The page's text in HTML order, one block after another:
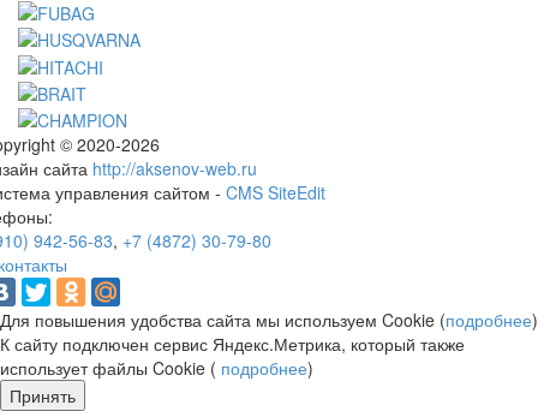
© 2020-2026
сайта http://aksenov-web.ru
управления сайтом - CMS SiteEdit
942-56-83, +7 (4872) 30-79-80
Для повышения удобства сайта мы используем Cookie (подробнее)
К сайту подключен сервис Яндекс.Метрика, который также
использует файлы Cookie ( подробнее)
Принять